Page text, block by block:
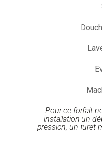
Pour ce forfait
installation un
pression, un furet